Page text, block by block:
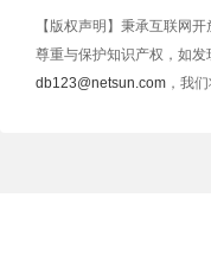
【版权声明】秉承互联网
尊重与保护知识产权，如
db123@netsun.com ，我